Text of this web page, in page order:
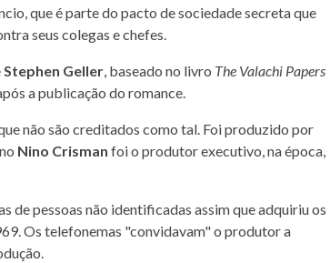
que é parte do pacto de sociedade secreta que
seus colegas e chefes.
Stephen Geller, baseado no livro The Valachi Papers
a publicação do romance.
não são creditados como tal. Foi produzido por
Nino Crisman foi o produtor executivo, na época,
de pessoas não identificadas assim que adquiriu os
Os telefonemas "convidavam" o produtor a